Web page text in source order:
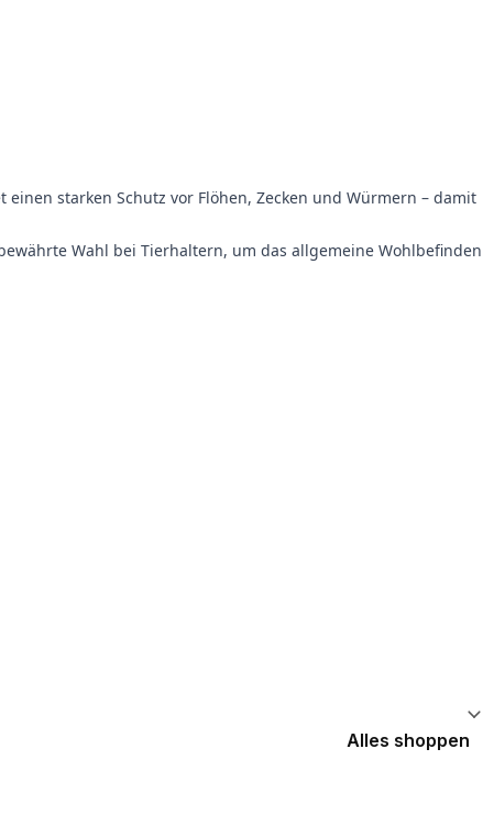
starken Schutz vor Flöhen, Zecken und Würmern – damit
Wahl bei Tierhaltern, um das allgemeine Wohlbefinden
Alles shoppen